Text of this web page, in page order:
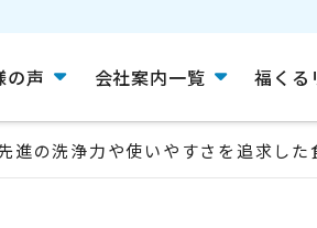
の声 会社案内一覧 福くる
進の洗浄力や使いやすさを追求した